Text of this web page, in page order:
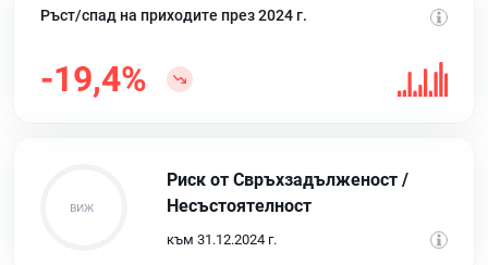
Ръст/спад на приходите през 2024 г.
-19,4%
Риск от Свръхзадълженост /
Несъстоятелност
към 31.12.2024 г.